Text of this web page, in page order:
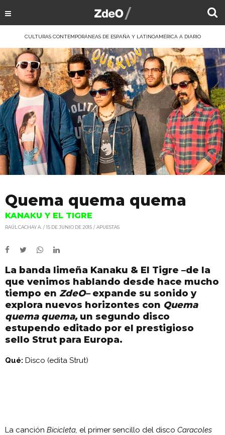
CULTURAS CONTEMPORÁNEAS DE ESPAÑA Y LATINOAMÉRICA A DIARIO
Quema quema quema
KANAKU Y EL TIGRE
RAÚL CACHAY A. 15 DE JUNIO DE 2015 APUESTAS
La banda limeña Kanaku & El Tigre –de la
que venimos hablando desde hace mucho
tiempo en ZdeO–expande su sonido y
explora nuevos horizontes con Quema
quema quema, un segundo disco
estupendo editado por el prestigioso
sello Strut para Europa.
Qué: Disco (edita Strut)
La canción Bicicleta, el primer sencillo del disco Caracoles